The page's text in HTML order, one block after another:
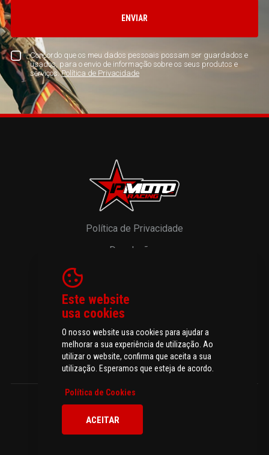
Concordo que os meu dados pessoais possam ser guardados e
usados, para o envio de informação sobre os seus produtos e
serviços.Política de Privacidade
ENVIAR
Política de Privacidade
Devoluções
Livro de Reclamações
© 2026 P-MOTO - Peças e Acessórios para Motos.
Todos os direitos reservados
Todos os preços incluem IVA à taxa legal em vigor.
Este website
usa cookies
O nosso website usa cookies para ajudar a
melhorar a sua experiência de utilização. Ao
utilizar o website, confirma que aceita a sua
utilização. Esperamos que esteja de acordo.
Política de Cookies
ACEITAR